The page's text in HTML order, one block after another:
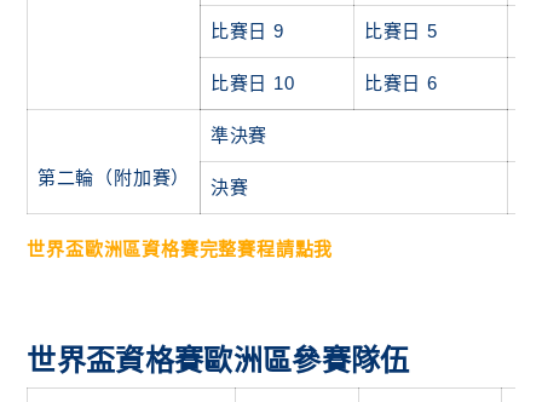
比賽日 9 比賽日 5
比賽日 10 比賽日 6
第二輪（附加賽）
準決賽
決賽
世界盃歐洲區資格賽完整賽程請點我
世界盃資格賽歐洲區參賽隊伍